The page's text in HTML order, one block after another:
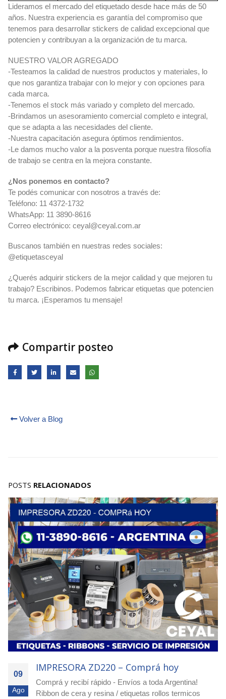
Lideramos el mercado del etiquetado desde hace más de 50
años. Nuestra experiencia es garantía del compromiso que
tenemos para desarrollar stickers de calidad excepcional que
potencien y contribuyan a la organización de tu marca.
NUESTRO VALOR AGREGADO
-Testeamos la calidad de nuestros productos y materiales, lo
que nos garantiza trabajar con lo mejor y con opciones para
cada marca.
-Tenemos el stock más variado y completo del mercado.
-Brindamos un asesoramiento comercial completo e integral,
que se adapta a las necesidades del cliente.
-Nuestra capacitación asegura óptimos rendimientos.
-Le damos mucho valor a la posventa porque nuestra filosofía
de trabajo se centra en la mejora constante.
¿Nos ponemos en contacto?
Te podés comunicar con nosotros a través de:
Teléfono: 11 4372-1732
WhatsApp: 11 3890-8616
Correo electrónico: ceyal@ceyal.com.ar
Buscanos también en nuestras redes sociales:
@etiquetasceyal
¿Querés adquirir stickers de la mejor calidad y que mejoren tu
trabajo? Escribinos. Podemos fabricar etiquetas que potencien
tu marca. ¡Esperamos tu mensaje!
Compartir posteo
Volver a Blog
POSTS RELACIONADOS
09
Ago
IMPRESORA ZD220 – Solicitá tu pedido
¡Escribinos por WhatsApp al 11-3890-8616! ¡Pedí
asesoramiento y presupuesto sin cargo! ¡Realizamos